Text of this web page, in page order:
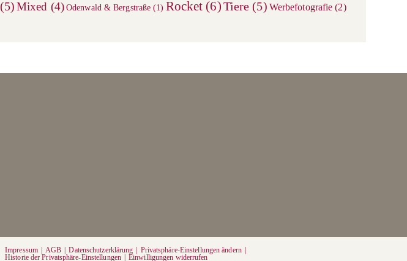
(5)Mixed (4)Odenwald & Bergstraße (1) Rocket (6)Tiere (5) Werbefotografie (2)
Impressum AGB Datenschutzerklärung
Privatsphäre-Einstellungen ändern
Historie der Privatsphäre-Einstellungen
Einwilligungen widerrufen